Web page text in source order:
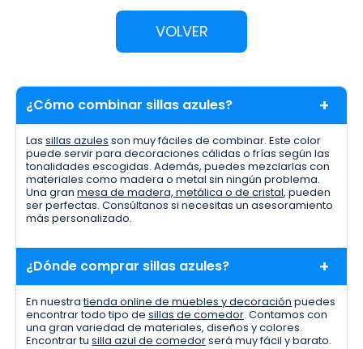
VOLVER
¿Cómo combinar sillas azules?
Lassillas azules son muy fáciles de combinar. Este color
puede servir para decoraciones cálidas o frías según las
tonalidades escogidas. Además, puedes mezclarlas con
materiales como madera o metal sin ningún problema.
Una granmesa de madera, metálica o de cristal, pueden
ser perfectas. Consúltanos si necesitas un asesoramiento
más personalizado.
¿Dónde comprar sillas azules?
En nuestratienda online de muebles y decoración puedes
encontrar todo tipo desillas de comedor. Contamos con
una gran variedad de materiales, diseños y colores.
Encontrar tusilla azul de comedorserá muy fácil y barato.